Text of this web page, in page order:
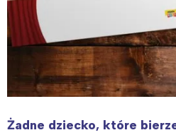
Żadne dziecko, które